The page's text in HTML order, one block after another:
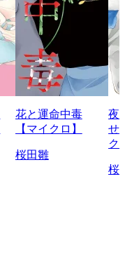
花と運命中毒
【マイクロ】
桜田雛
夜
せ
ク
桜